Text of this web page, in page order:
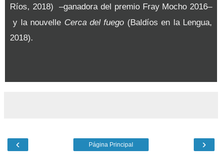
Ríos, 2018)
–ganadora del premio Fray Mocho 2016–
y la nouvelle Cerca del fuego (Baldíos en la Lengua,
2018).
‹ ›
Página Principal